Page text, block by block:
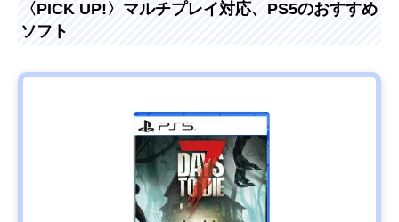
〈PICK UP!〉マルチプレイ対応、PS5のおすすめ
ソフト